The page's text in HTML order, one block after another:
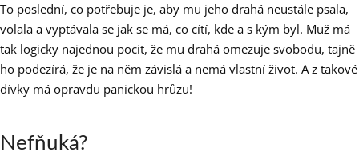
To poslední, co potřebuje je, aby mu jeho drahá neustále psala,
volala a vyptávala se jak se má, co cítí, kde a s kým byl. Muž má
tak logicky najednou pocit, že mu drahá omezuje svobodu, tajně
ho podezírá, že je na něm závislá a nemá vlastní život. A z takové
dívky má opravdu panickou hrůzu!
Nefňuká?